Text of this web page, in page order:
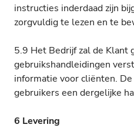
instructies inderdaad zijn
zorgvuldig te lezen en te
5.9 Het Bedrijf zal de Klant
gebruikshandleidingen
informatie voor cliënten.
gebruikers een dergelijke
6 Levering